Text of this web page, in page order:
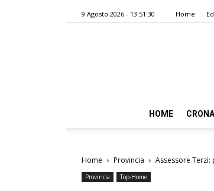
9 Agosto 2026 - 13:51:30 Home
HOME
Home Provincia Assessore
Provincia Top-Home